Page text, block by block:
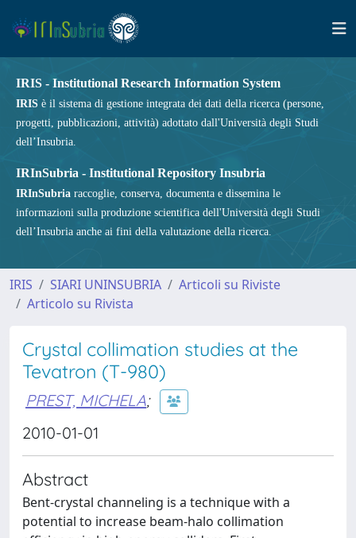
IRIS - Institutional Research Information System
IRIS è il sistema di gestione integrata dei dati della ricerca (persone,
progetti, pubblicazioni, attività) adottato dall'Università degli Studi
dell’Insubria.
IRInSubria - Institutional Repository Insubria
IRInSubria raccoglie, conserva, documenta e dissemina le
informazioni sulla produzione scientifica dell'Università degli Studi
dell’Insubria anche ai fini della valutazione della ricerca.
IRIS SIARI UNINSUBRIA
Articoli su Riviste
Articolo su Rivista
Crystal collimation studies at the
Tevatron (T-980)
PREST, MICHELA;
2010-01-01
Abstract
Bent-crystal channeling is a technique with a
potential to increase beam-halo collimation